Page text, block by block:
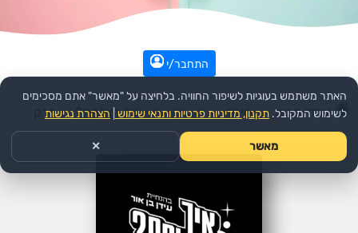
התחבר/י
עמוד הבית >> חינוך >> הפודקאסט: איך הצלחת? >>פרק
האתר משתמש בעוגיות לשיפור החוויה. בלחיצה על "מאשר" אתם מסכימים
לשימוש המקובל. תקנון, מדיניות פרטיות ותנאי שימוש הצהרת נגישות
מאשר ✕